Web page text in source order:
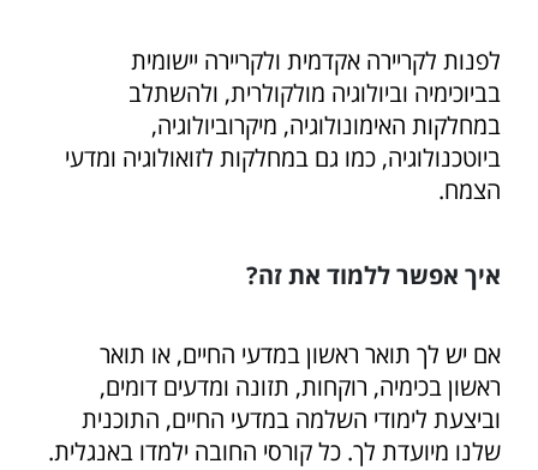
לפנות לקריירה אקדמית ולקריירה יישומית
בביוכימיה וביולוגיה מולקולרית, ולהשתלב
במחלקות האימונולוגיה, מיקרוביולוגיה,
ביוטכנולוגיה, כמו גם במחלקות לזואולוגיה ומדעי
הצמח.
איך אפשר ללמוד את זה?
אם יש לך תואר ראשון במדעי החיים, או תואר
ראשון בכימיה, רוקחות, תזונה ומדעים דומים,
וביצעת לימודי השלמה במדעי החיים, התוכנית
שלנו מיועדת לך. כל קורסי החובה ילמדו באנגלית.